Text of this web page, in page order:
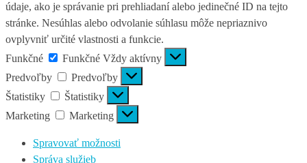
údaje, ako je správanie pri prehliadaní alebo jedinečné ID na tejto
stránke. Nesúhlas alebo odvolanie súhlasu môže nepriaznivo
ovplyvniť určité vlastnosti a funkcie.
Funkčné
Funkčné Vždy aktívny
Predvoľby
Predvoľby
Štatistiky
Štatistiky
Marketing
Marketing
Spravovať možnosti
Správa služieb